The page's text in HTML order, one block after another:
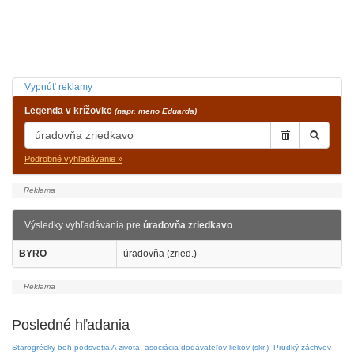
Vypnúť reklamy
Legenda v krížovke (napr. meno Eduarda)
Podrobné vyhľadávanie »
Výsledky vyhľadávania pre úradovňa zriedkavo
BYRO úradovňa (zried.)
Posledné hľadania
Starogrécky boh podsvetia A zivota asociácia dodávateľov liekov (skr.) Prudký záchvev